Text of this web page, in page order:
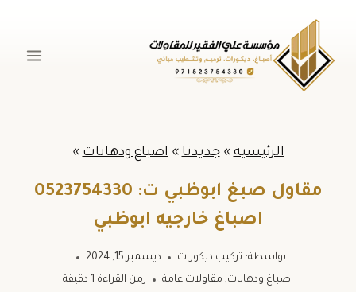
المحتوى
الرئيسية»جديدنا»اصباغ ودهانات»
مقاول صبغ ابوظبي ت: 0523754330
اصباغ خارجيه ابوظبي
بواسطة: تركيب ديكورات
ديسمبر 15, 2024
اصباغ ودهانات, مقاولات عامة زمن القراءة دقيقة